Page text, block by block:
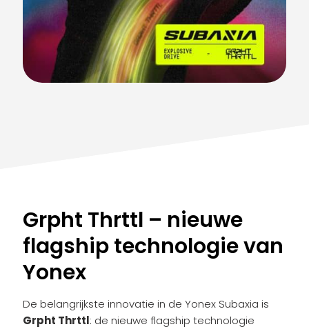
Grpht Thrttl – nieuwe
flagship technologie van
Yonex
De belangrijkste innovatie in de Yonex Subaxia is
Grpht Thrttl: de nieuwe flagship technologie